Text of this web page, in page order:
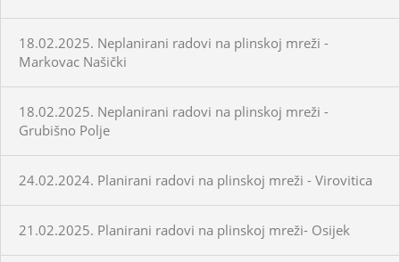
18.02.2025. Neplanirani radovi na plinskoj mreži -
Markovac Našički
18.02.2025. Neplanirani radovi na plinskoj mreži -
Grubišno Polje
24.02.2024. Planirani radovi na plinskoj mreži - Virovitica
21.02.2025. Planirani radovi na plinskoj mreži- Osijek